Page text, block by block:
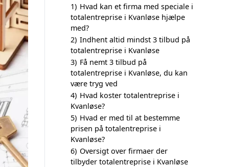
1) Hvad kan et firma med speciale i
totalentreprise i Kvanløse hjælpe
med?
2) Indhent altid mindst 3 tilbud på
totalentreprise i Kvanløse
3) Få nemt 3 tilbud på
totalentreprise i Kvanløse, du kan
være tryg ved
4) Hvad koster totalentreprise i
Kvanløse?
5) Hvad er med til at bestemme
prisen på totalentreprise i
Kvanløse?
6) Oversigt over firmaer der
tilbyder totalentreprise i Kvanløse